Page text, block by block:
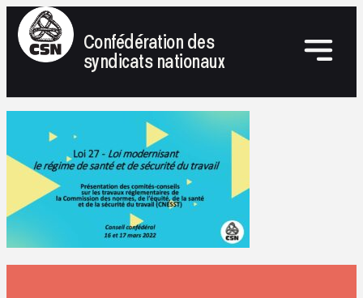
Confédération des
syndicats nationaux